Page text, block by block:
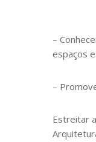
–
espaços
–
Estreitar